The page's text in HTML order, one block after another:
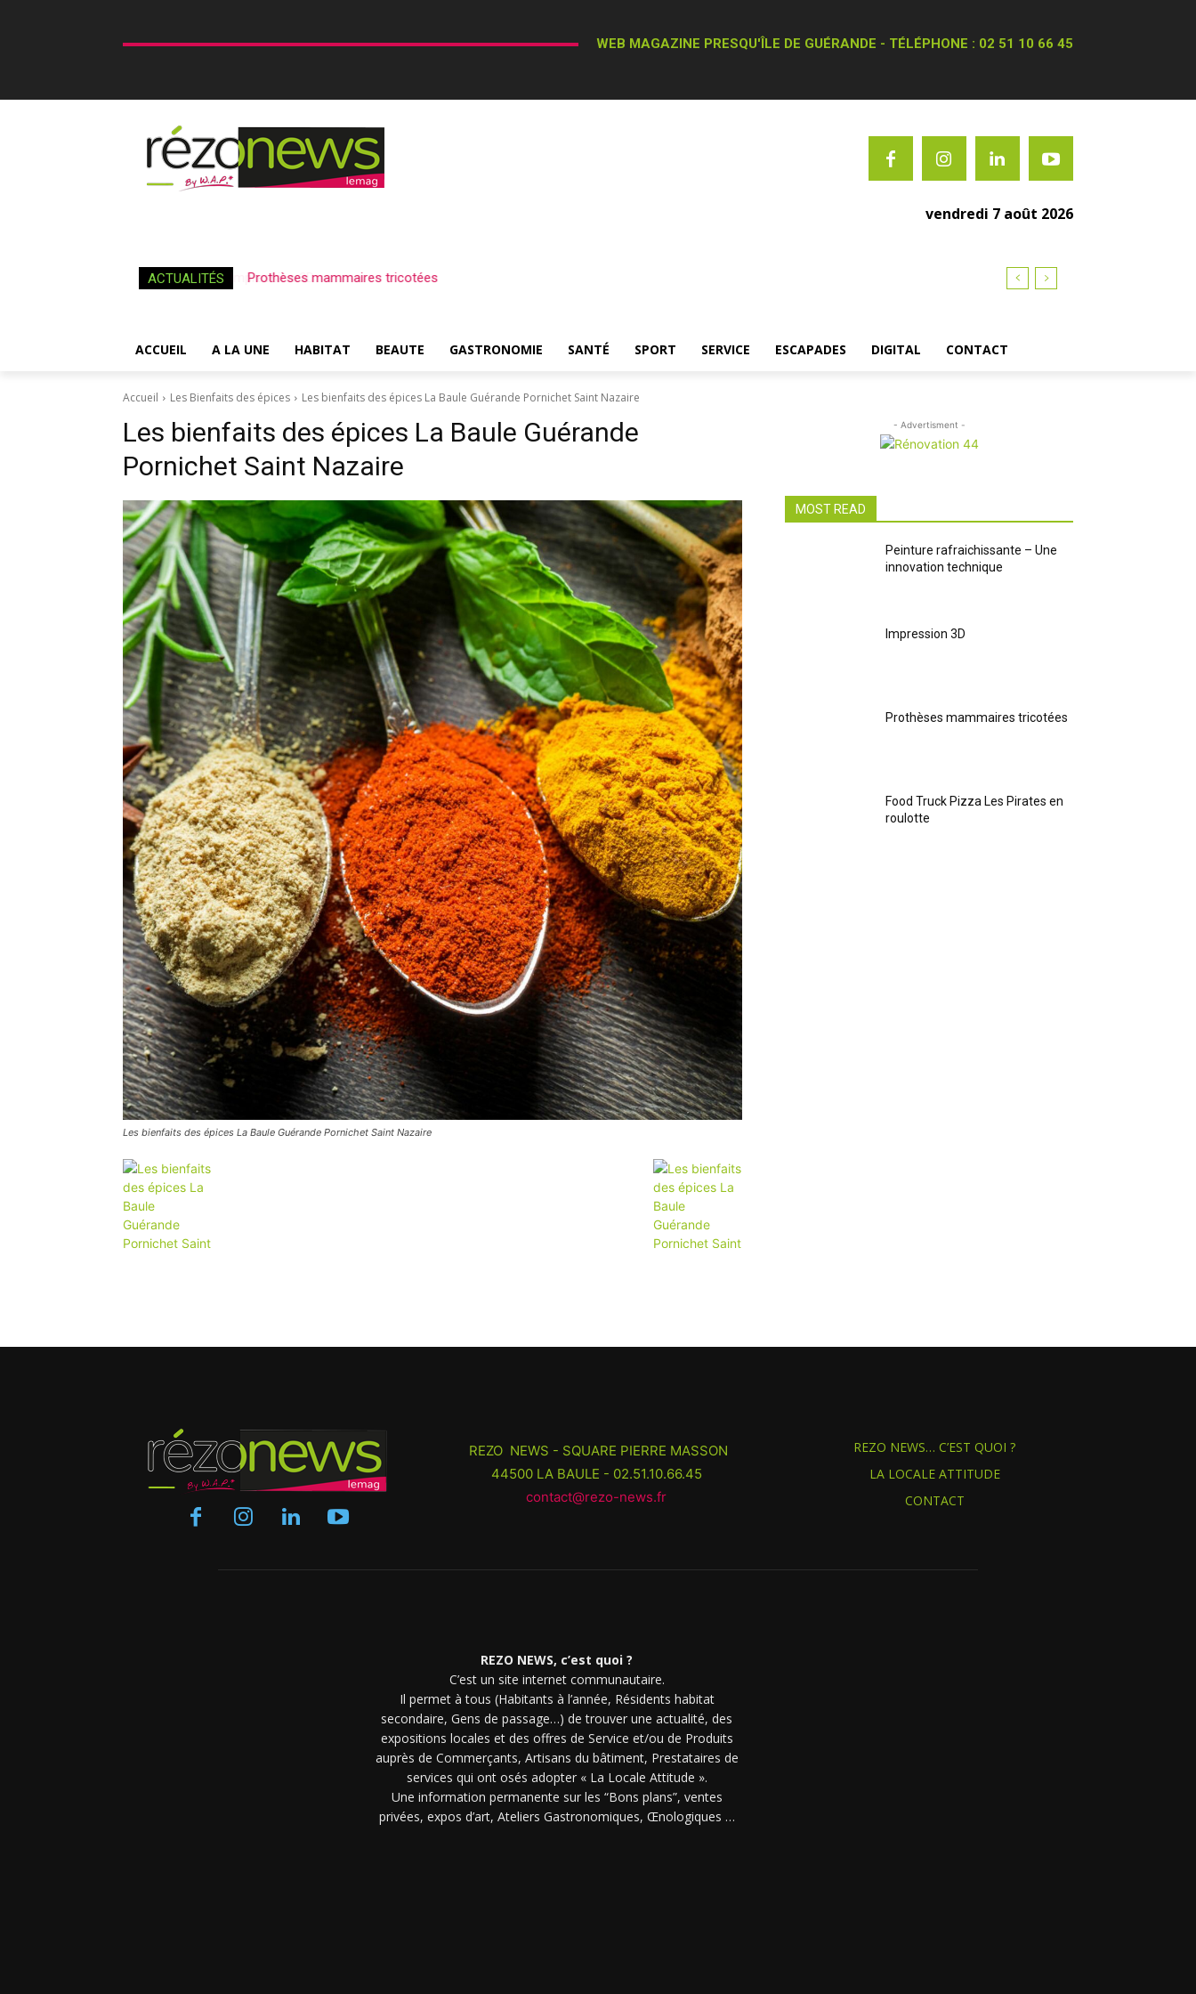
WEB MAGAZINE PRESQU'ÎLE DE GUÉRANDE - TÉLÉPHONE : 02 51 10 66 45
vendredi 7 août 2026
ACTUALITÉS Prothèses mammaires tricotées
ACCUEIL A LA UNE HABITAT BEAUTE GASTRONOMIE SANTÉ SPORT SERVICE ESCAPADES DIGITAL CONTACT
Accueil Les Bienfaits des épices Les bienfaits des épices La Baule Guérande Pornichet Saint Nazaire
Les bienfaits des épices La Baule Guérande
Pornichet Saint Nazaire
Les bienfaits des épices La Baule Guérande Pornichet Saint Nazaire
- Advertisment -
MOST READ
Peinture rafraichissante – Une
innovation technique
Impression 3D
Prothèses mammaires tricotées
Food Truck Pizza Les Pirates en
roulotte
REZO NEWS - SQUARE PIERRE MASSON
44500 LA BAULE - 02.51.10.66.45
contact@rezo-news.fr
REZO NEWS… C’EST QUOI ?
LA LOCALE ATTITUDE
CONTACT
REZO NEWS, c’est quoi ?
C’est un site internet communautaire.
Il permet à tous (Habitants à l’année, Résidents habitat
secondaire, Gens de passage…) de trouver une actualité, des
expositions locales et des offres de Service et/ou de Produits
auprès de Commerçants, Artisans du bâtiment, Prestataires de
services qui ont osés adopter « La Locale Attitude ».
Une information permanente sur les “Bons plans”, ventes
privées, expos d’art, Ateliers Gastronomiques, Œnologiques …